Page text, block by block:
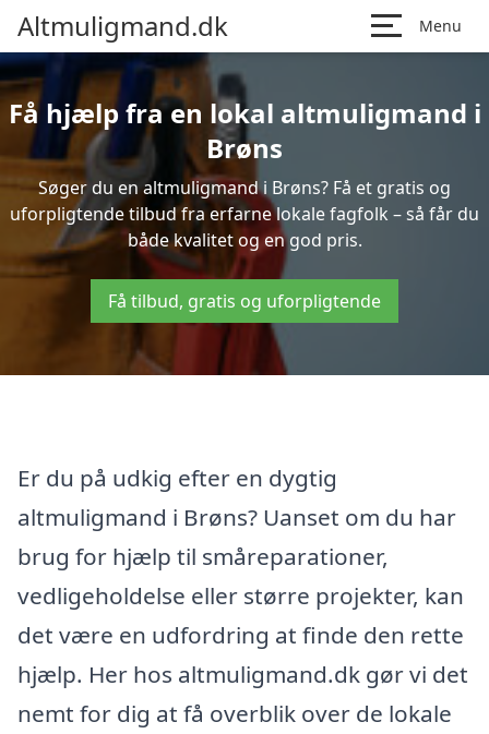
Altmuligmand.dk Menu
Få hjælp fra en lokal altmuligmand i
Brøns
Søger du en altmuligmand i Brøns? Få et gratis og
uforpligtende tilbud fra erfarne lokale fagfolk – så får du
både kvalitet og en god pris.
Få tilbud, gratis og uforpligtende
Er du på udkig efter en dygtig
altmuligmand i Brøns? Uanset om du har
brug for hjælp til småreparationer,
vedligeholdelse eller større projekter, kan
det være en udfordring at finde den rette
hjælp. Her hos altmuligmand.dk gør vi det
nemt for dig at få overblik over de lokale